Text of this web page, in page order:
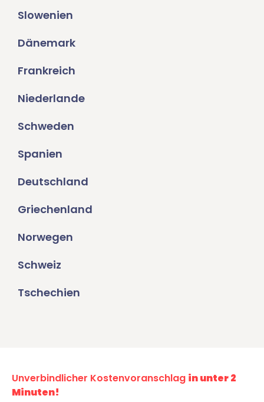
Slowenien
Dänemark
Frankreich
Niederlande
Schweden
Spanien
Deutschland
Griechenland
Norwegen
Schweiz
Tschechien
Unverbindlicher Kostenvoranschlag in unter 2
Minuten!